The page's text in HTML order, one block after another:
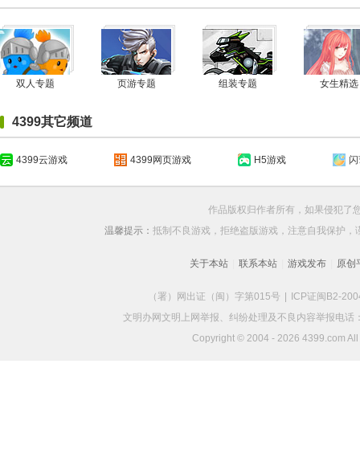
双人专题 页游专题 组装专题 女生精选
4399其它频道
4399云游戏 4399网页游戏 H5游戏
作品版权归作者所有，如果侵犯了
温馨提示： 抵制不良游戏，拒绝盗版游戏，注意自我保护
关于本站 联系本站 游戏发布 原创
（署）网出证（闽）字第015号
ICP证闽B2-
文明办网文明上网举报、纠纷处理及不良内容举报电
Copyright © 2004 - 2026 4399.com